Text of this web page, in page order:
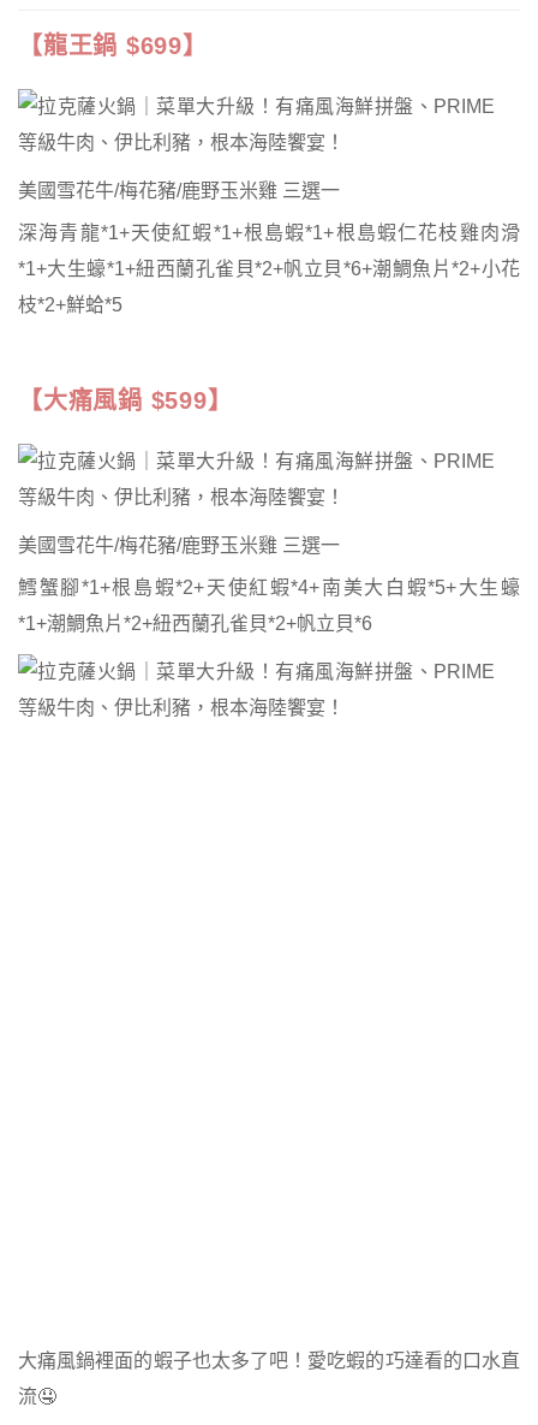
【龍王鍋 $699】
美國雪花牛/梅花豬/鹿野玉米雞 三選一
深海青龍*1+天使紅蝦*1+根島蝦*1+根島蝦仁花枝雞肉滑
*1+大生蠔*1+紐西蘭孔雀貝*2+帆立貝*6+潮鯛魚片*2+小花
枝*2+鮮蛤*5
【大痛風鍋 $599】
美國雪花牛/梅花豬/鹿野玉米雞 三選一
鱈蟹腳*1+根島蝦*2+天使紅蝦*4+南美大白蝦*5+大生蠔
*1+潮鯛魚片*2+紐西蘭孔雀貝*2+帆立貝*6
大痛風鍋裡面的蝦子也太多了吧！愛吃蝦的巧達看的口水直
流🤤